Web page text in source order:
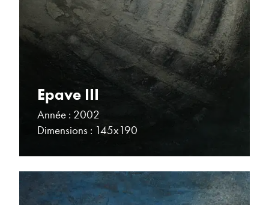
Epave III
Année : 2002
Dimensions : 145x190